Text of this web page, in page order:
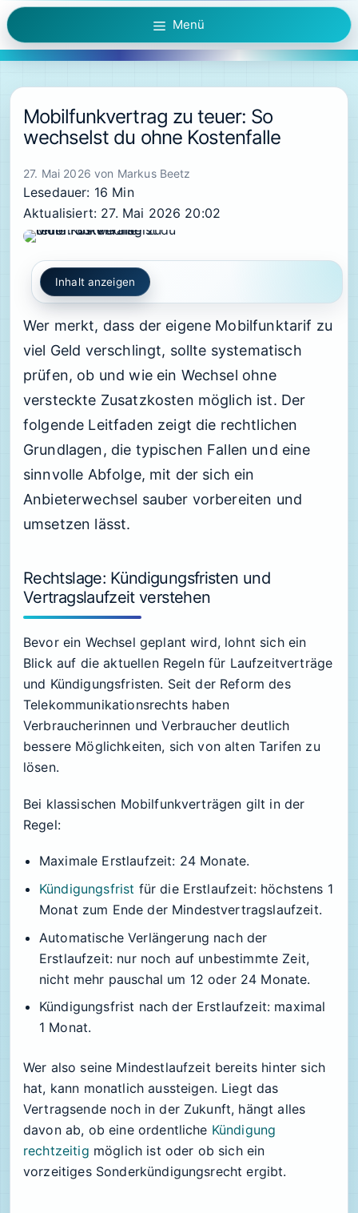
Zum
Inhalt
springen
Menü
Mobilfunkvertrag zu teuer: So
wechselst du ohne Kostenfalle
27. Mai 2026 von Markus Beetz
Lesedauer: 16 Min
Aktualisiert: 27. Mai 2026 20:02
Inhalt anzeigen
Wer merkt, dass der eigene Mobilfunktarif zu
viel Geld verschlingt, sollte systematisch
prüfen, ob und wie ein Wechsel ohne
versteckte Zusatzkosten möglich ist. Der
folgende Leitfaden zeigt die rechtlichen
Grundlagen, die typischen Fallen und eine
sinnvolle Abfolge, mit der sich ein
Anbieterwechsel sauber vorbereiten und
umsetzen lässt.
Rechtslage: Kündigungsfristen und
Vertragslaufzeit verstehen
Bevor ein Wechsel geplant wird, lohnt sich ein
Blick auf die aktuellen Regeln für Laufzeitverträge
und Kündigungsfristen. Seit der Reform des
Telekommunikationsrechts haben
Verbraucherinnen und Verbraucher deutlich
bessere Möglichkeiten, sich von alten Tarifen zu
lösen.
Bei klassischen Mobilfunkverträgen gilt in der
Regel:
Maximale Erstlaufzeit: 24 Monate.
Kündigungsfrist für die Erstlaufzeit: höchstens 1
Monat zum Ende der Mindestvertragslaufzeit.
Automatische Verlängerung nach der
Erstlaufzeit: nur noch auf unbestimmte Zeit,
nicht mehr pauschal um 12 oder 24 Monate.
Kündigungsfrist nach der Erstlaufzeit: maximal
1 Monat.
Wer also seine Mindestlaufzeit bereits hinter sich
hat, kann monatlich aussteigen. Liegt das
Vertragsende noch in der Zukunft, hängt alles
davon ab, ob eine ordentliche Kündigung
rechtzeitig möglich ist oder ob sich ein
vorzeitiges Sonderkündigungsrecht ergibt.